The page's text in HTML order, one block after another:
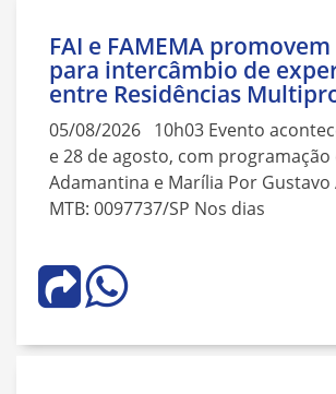
FAI e FAMEMA
para intercâmbio de
entre Residências
05/08/2026 10h03 Evento
e 28 de agosto, com programação
Adamantina e Marília Por Gustavo
MTB: 0097737/SP Nos dias